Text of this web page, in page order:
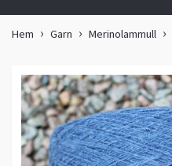
Hem Garn Merinolammull